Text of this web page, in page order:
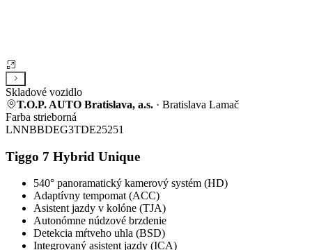
Skladové vozidlo
T.O.P. AUTO Bratislava, a.s. · Bratislava Lamač
Farba strieborná
LNNBBDEG3TDE25251
Tiggo 7 Hybrid Unique
540° panoramatický kamerový systém (HD)
Adaptívny tempomat (ACC)
Asistent jazdy v kolóne (TJA)
Autonómne núdzové brzdenie
Detekcia mŕtveho uhla (BSD)
Integrovaný asistent jazdy (ICA)